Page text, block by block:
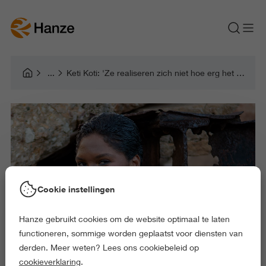
Keti Koti: 'Ze realiseren zich niet hoe erg het slavernijverleden is'
Cookie instellingen
Hanze gebruikt cookies om de website optimaal te laten
functioneren, sommige worden geplaatst voor diensten van
derden. Meer weten? Lees ons cookiebeleid op
cookieverklaring.